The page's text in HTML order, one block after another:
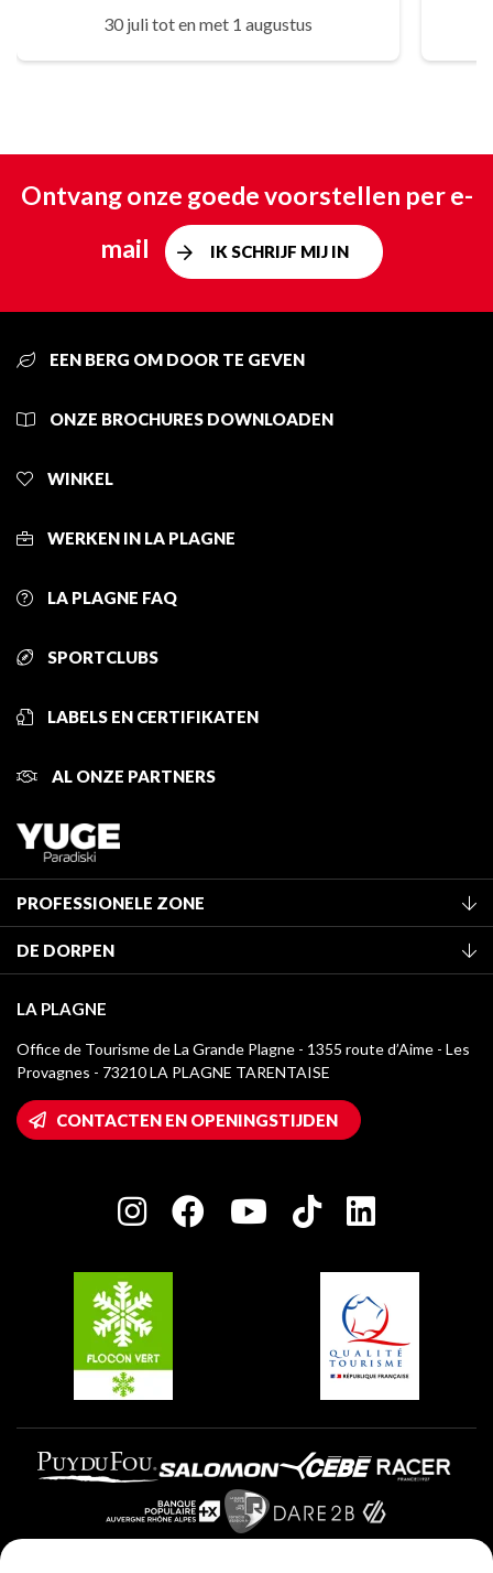
30 juli tot en met 1 augustus
Ontvang onze goede voorstellen per e-
mail
IK SCHRIJF MIJ IN
EEN BERG OM DOOR TE GEVEN
ONZE BROCHURES DOWNLOADEN
WINKEL
WERKEN IN LA PLAGNE
LA PLAGNE FAQ
SPORTCLUBS
LABELS EN CERTIFIKATEN
AL ONZE PARTNERS
PROFESSIONELE ZONE
Classificatie van de gemeubileerde accommodaties
Verblijfstaks
Mediatheek
La Plagne logo's
Wifi toegang
Huis van de eigenaar
Charter van toegewijde spelers
DE DORPEN
Montchavin - Les Coches
Champagny-en-Vanoise
Plagne 1800
Plagne Villages
Plagne Aime 2000
LA PLAGNE
Office de Tourisme de La Grande Plagne - 1355 route d’Aime - Les
Provagnes - 73210 LA PLAGNE TARENTAISE
CONTACTEN EN OPENINGSTIJDEN